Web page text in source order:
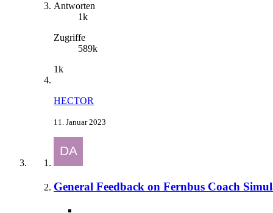
Antworten
1k
Zugriffe
589k
1k
HECTOR
11. Januar 2023
General Feedback on Fernbus Coach